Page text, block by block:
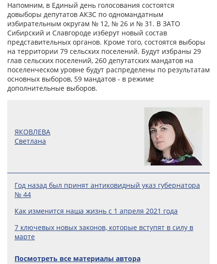
Напомним, в Единый день голосования состоятся
довыборы депутатов АКЗС по одномандатным
избирательным округам № 12, № 26 и № 31. В ЗАТО
Сибирский и Славгороде изберут новый состав
представительных органов. Кроме того, состоятся выборы
на территории 79 сельских поселений. Будут избраны 29
глав сельских поселений, 260 депутатских мандатов на
поселенческом уровне будут распределены по результатам
основных выборов, 59 мандатов - в режиме
дополнительные выборов.
ЯКОВЛЕВА
Светлана
Год назад был принят антиковидный указ губернатора
№ 44
Как изменится наша жизнь с 1 апреля 2021 года
7 ключевых новых законов, которые вступят в силу в
марте
Посмотреть все материалы автора